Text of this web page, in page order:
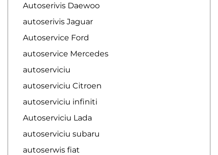
Autoserivis Daewoo
autoserivis Jaguar
Autoservice Ford
autoservice Mercedes
autoserviciu
autoserviciu Citroen
autoserviciu infiniti
Autoserviciu Lada
autoserviciu subaru
autoserwis fiat